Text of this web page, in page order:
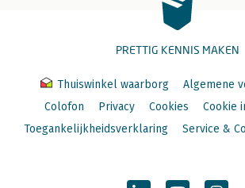
PRETTIG KENNIS MAKEN
Thuiswinkel waarborg
Algemene
Colofon
Privacy Cookies
Cookie
Toegankelijkheidsverklaring
Service &